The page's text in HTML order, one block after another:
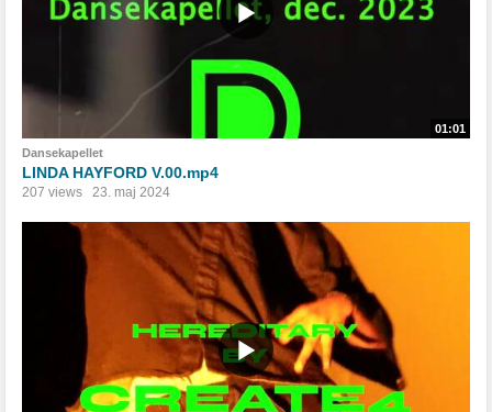
01:01
Dansekapellet
LINDA HAYFORD V.00.mp4
207 views 23. maj 2024